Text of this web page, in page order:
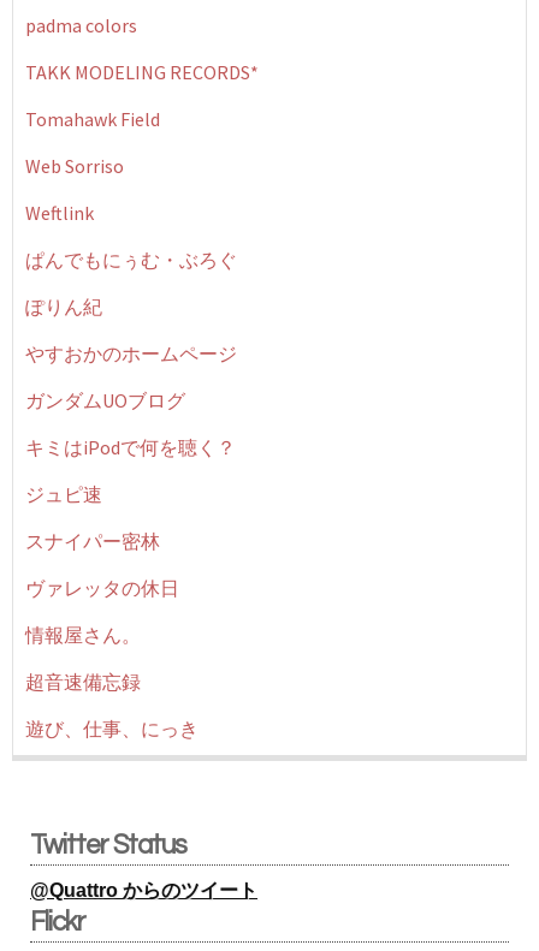
padma colors
TAKK MODELING RECORDS*
Tomahawk Field
Web Sorriso
Weftlink
ぱんでもにぅむ・ぶろぐ
ぽりん紀
やすおかのホームページ
ガンダムUOブログ
キミはiPodで何を聴く？
ジュピ速
スナイパー密林
ヴァレッタの休日
情報屋さん。
超音速備忘録
遊び、仕事、にっき
Twitter Status
@Quattro からのツイート
Flickr